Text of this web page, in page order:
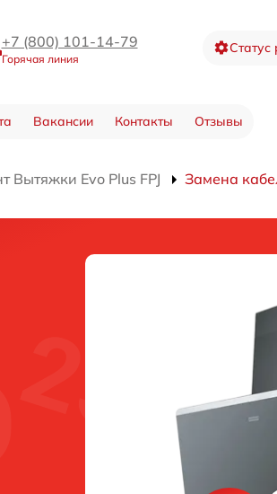
+7 (800) 101-14-79
Горячая линия
Статус
Вакансии Контакты Отзывы
Вытяжки Evo Plus FPJ Замена